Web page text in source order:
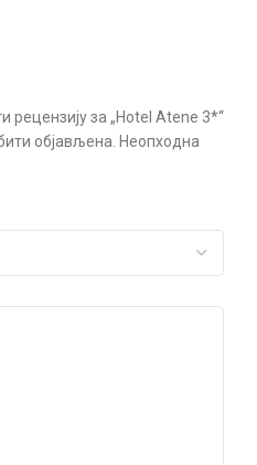
рецензију за „Hotel Atene 3*“
објављена. Неопходна